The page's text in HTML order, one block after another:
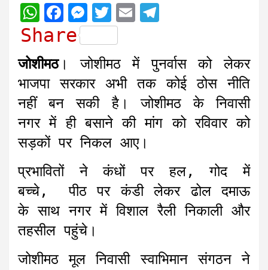
W
h
a
t
s
A
p
p
F
a
e
b
o
o
k
M
e
s
s
e
n
g
e
r
T
w
i
t
t
e
r
E
a
i
l
e
g
r
a
Share
जोशीमठ। जोशीमठ में पुनर्वास को लेकर
भाजपा सरकार अभी तक कोई ठोस नीति
नहीं बन सकी है। जोशीमठ के निवासी
नगर में ही बसाने की मांग को रविवार को
सड़कों पर निकल आए।
प्रभावितों ने कंधों पर हल, गोद में
बच्चे, पीठ पर कंडी लेकर ढोल दमाऊ
के साथ नगर में विशाल रैली निकाली और
तहसील पहुंचे।
जोशीमठ मूल निवासी स्वाभिमान संगठन ने